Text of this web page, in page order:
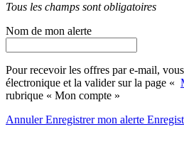
Tous les champs sont obligatoires
Nom de mon alerte
Pour recevoir les offres par e-mail,
électronique et la valider sur la page «
rubrique « Mon compte »
AnnulerEnregistrer mon alerte